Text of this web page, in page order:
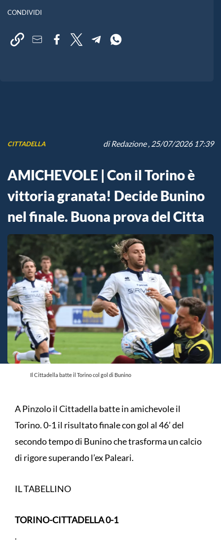
CONDIVIDI
CITTADELLA diRedazione, 25/07/2026 17:39
AMICHEVOLE | Con il Torino è
vittoria granata! Decide Bunino
nel finale. Buona prova del Citta
Il Cittadella batte il Torino col gol di Bunino
A Pinzolo il Cittadella batte in amichevole il
Torino. 0-1 il risultato finale con gol al 46’ del
secondo tempo di Bunino che trasforma un calcio
di rigore superando l’ex Paleari.
IL TABELLINO
TORINO-CITTADELLA 0-1
.